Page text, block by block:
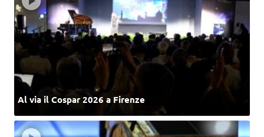
Al via il Cospar 2026 a Firenze